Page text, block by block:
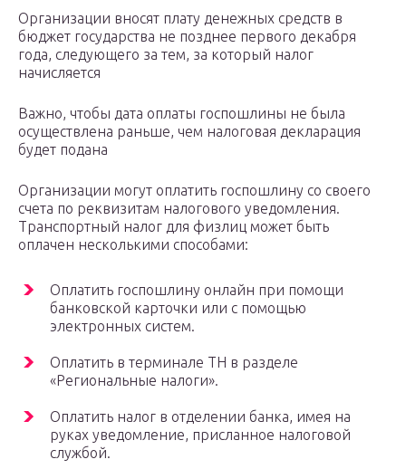
Организации вносят плату денежных средств в
бюджет государства не позднее первого декабря
года, следующего за тем, за который налог
начисляется
Важно, чтобы дата оплаты госпошлины не была
осуществлена раньше, чем налоговая декларация
будет подана
Организации могут оплатить госпошлину со своего
счета по реквизитам налогового уведомления.
Транспортный налог для физлиц может быть
оплачен несколькими способами:
Оплатить госпошлину онлайн при помощи
банковской карточки или с помощью
электронных систем.
Оплатить в терминале ТН в разделе
«Региональные налоги».
Оплатить налог в отделении банка, имея на
руках уведомление, присланное налоговой
службой.